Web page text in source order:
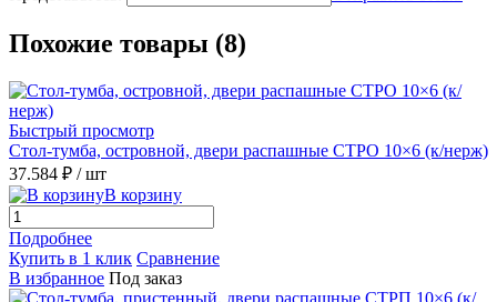
Похожие товары (8)
Быстрый просмотр
Стол-тумба, островной, двери распашные СТРО 10×6 (к/нерж)
37.584 ₽ / шт
В корзину
Подробнее
Купить в 1 клик Сравнение
В избранное Под заказ